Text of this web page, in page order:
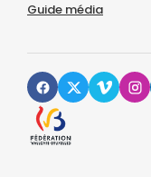
Guide média